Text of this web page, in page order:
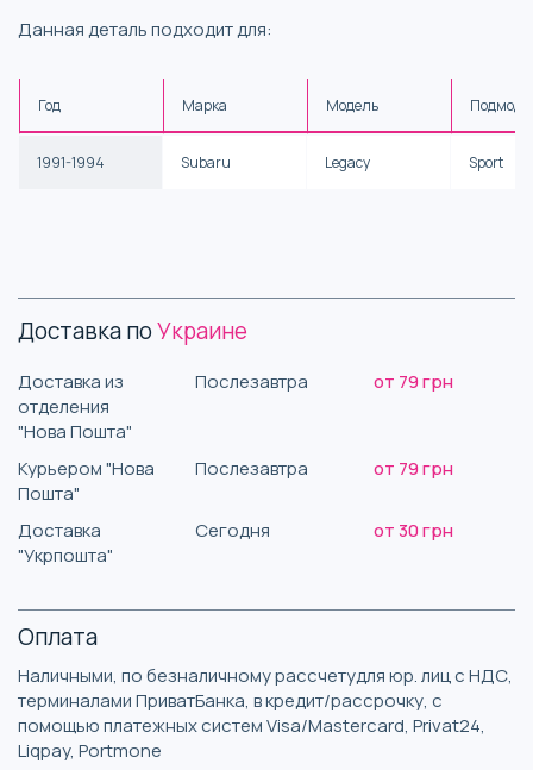
Данная деталь подходит для:
Год Марка Модель
1991-1994 Subaru Legacy Sport
Доставка поУкраине
Доставка из
отделения
"Нова Пошта"
Послезавтра от 79 грн
Курьером "Нова
Пошта"
Послезавтра от 79 грн
Доставка
"Укрпошта"
Сегодня от 30 грн
Оплата
Наличными, по безналичному рассчетудля юр. лиц с НДС,
терминалами ПриватБанка, в кредит/рассрочку, с
помощью платежных систем Visa/Mastercard, Privat24,
Liqpay, Portmone